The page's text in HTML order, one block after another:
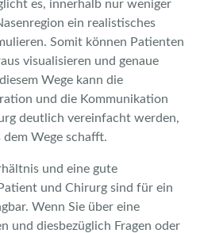
es, innerhalb nur weniger
ein realistisches
Somit können Patienten
visualisieren und genaue
Wege kann die
und die Kommunikation
deutlich vereinfacht werden,
Wege schafft.
und eine gute
und Chirurg sind für ein
Wenn Sie über eine
und diesbezüglich Fragen oder